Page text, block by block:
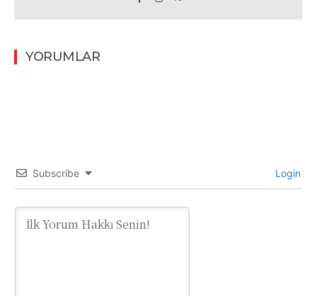
YORUMLAR
Subscribe Login